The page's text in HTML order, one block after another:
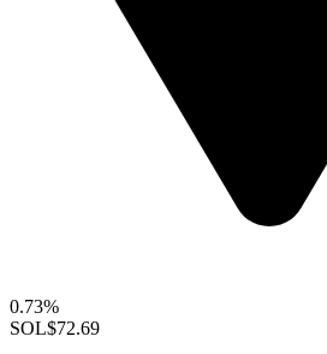
0.73%
SOL$72.69